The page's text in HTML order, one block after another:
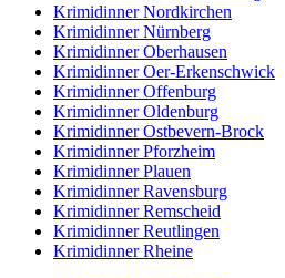
Krimidinner Nordkirchen
Krimidinner Nürnberg
Krimidinner Oberhausen
Krimidinner Oer-Erkenschwick
Krimidinner Offenburg
Krimidinner Oldenburg
Krimidinner Ostbevern-Brock
Krimidinner Pforzheim
Krimidinner Plauen
Krimidinner Ravensburg
Krimidinner Remscheid
Krimidinner Reutlingen
Krimidinner Rheine